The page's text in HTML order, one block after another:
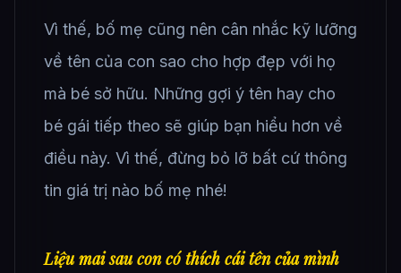
Vì thế, bố mẹ cũng nên cân nhắc kỹ lưỡng
về tên của con sao cho hợp đẹp với họ
mà bé sở hữu. Những gợi ý tên hay cho
bé gái tiếp theo sẽ giúp bạn hiểu hơn về
điều này. Vì thế, đừng bỏ lỡ bất cứ thông
tin giá trị nào bố mẹ nhé!
Liệu mai sau con có thích cái tên của mình